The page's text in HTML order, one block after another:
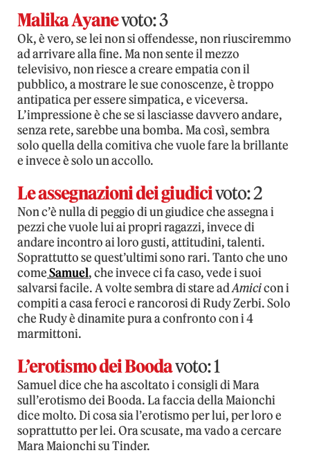
Malika Ayanevoto: 3
Ok, è vero, se lei non si offendesse, non riusciremmo
ad arrivare alla fine. Ma non sente il mezzo
televisivo, non riesce a creare empatia con il
pubblico, a mostrare le sue conoscenze, è troppo
antipatica per essere simpatica, e viceversa.
L’impressione è che se si lasciasse davvero andare,
senza rete, sarebbe una bomba. Ma così, sembra
solo quella della comitiva che vuole fare la brillante
e invece è solo un accollo.
Le assegnazioni dei giudicivoto: 2
Non c’è nulla di peggio di un giudice che assegna i
pezzi che vuole lui ai propri ragazzi, invece di
andare incontro ai loro gusti, attitudini, talenti.
Soprattutto se quest’ultimi sono rari. Tanto che uno
comeSamuel, che invece ci fa caso, vede i suoi
salvarsi facile. A volte sembra di stare adAmicicon i
compiti a casa feroci e rancorosi di Rudy Zerbi. Solo
che Rudy è dinamite pura a confronto con i 4
marmittoni.
L’erotismo dei Boodavoto: 1
Samuel dice che ha ascoltato i consigli di Mara
sull’erotismo dei Booda. La faccia della Maionchi
dice molto. Di cosa sia l’erotismo per lui, per loro e
soprattutto per lei. Ora scusate, ma vado a cercare
Mara Maionchi su Tinder.